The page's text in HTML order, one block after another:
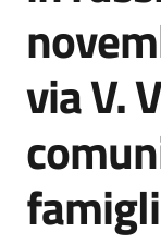
su
via V.